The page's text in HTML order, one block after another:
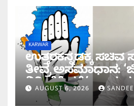
KARWAR
ಉತ್ತರಕನ್ನಡಕ್ಕೆ ಸಚಿವ
ತೀವ್ರ ಅಸಮಾಧಾನ:
ನಿರೀಕ್ಷೆಗೆ ಧಕ್ಕೆ’ ಎಂದ
ಗಾಂವಕರ್
AUGUST 6, 2026